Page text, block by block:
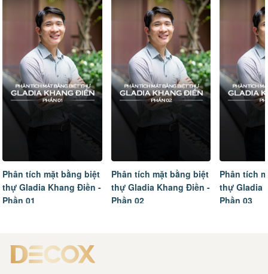
Phân tích mặt bằng biệt
thự Gladia Khang Điền -
Phần 02
Phân tích mặt bằng biệt
thự Gladia Khang Điền -
Phần 03
Tâm sự
ngôi nhà
hoàn thiện